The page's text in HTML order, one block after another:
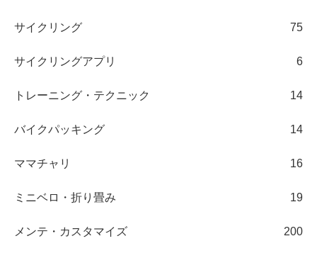
サイクリング 75
サイクリングアプリ 6
トレーニング・テクニック 14
バイクパッキング 14
ママチャリ 16
ミニベロ・折り畳み 19
メンテ・カスタマイズ 200